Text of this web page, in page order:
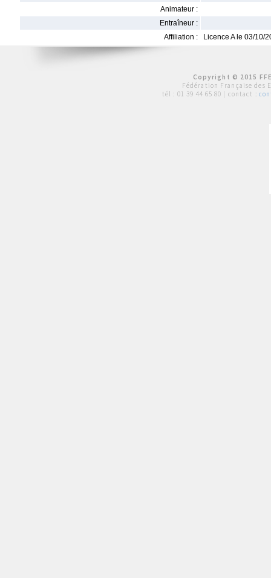
Animateur :
Entraîneur :
Affiliation :
Licence A le 03/10/
Copyright © 2015
Fédération Française des
tél : 01 39 44 65 80 | contact :